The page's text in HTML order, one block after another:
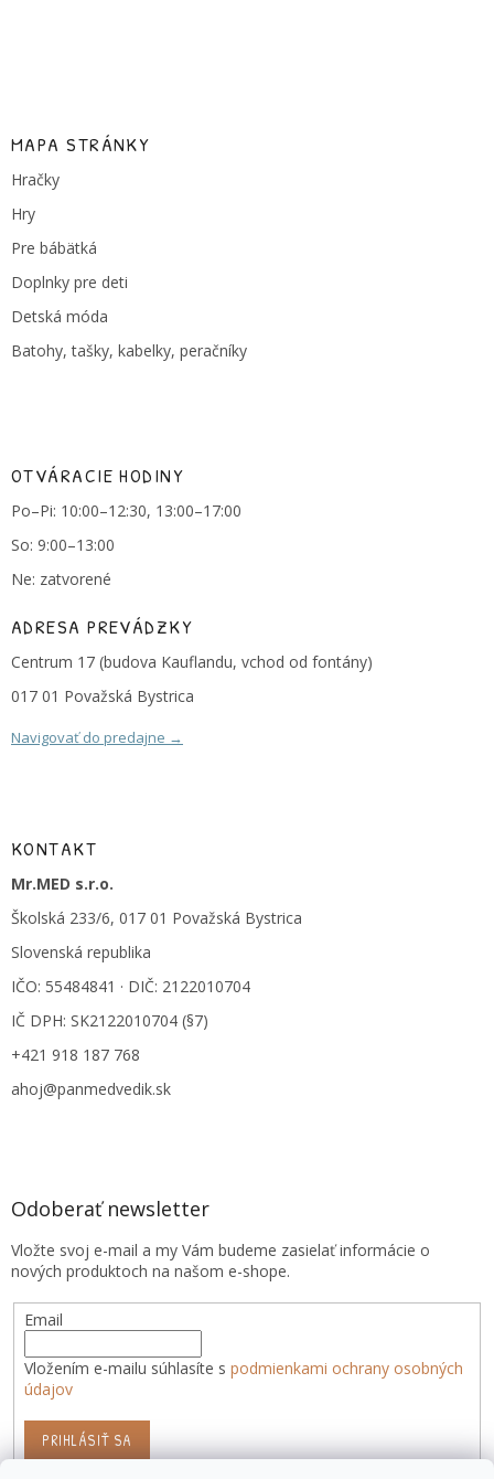
MAPA STRÁNKY
Hračky
Hry
Pre bábätká
Doplnky pre deti
Detská móda
Batohy, tašky, kabelky, peračníky
OTVÁRACIE HODINY
Po–Pi: 10:00–12:30, 13:00–17:00
So: 9:00–13:00
Ne: zatvorené
ADRESA PREVÁDZKY
Centrum 17 (budova Kauflandu, vchod od fontány)
017 01 Považská Bystrica
Navigovať do predajne →
KONTAKT
Mr.MED s.r.o.
Školská 233/6, 017 01 Považská Bystrica
Slovenská republika
IČO: 55484841 · DIČ: 2122010704
IČ DPH: SK2122010704 (§7)
+421 918 187 768
ahoj@panmedvedik.sk
Odoberať newsletter
Vložte svoj e-mail a my Vám budeme zasielať informácie o
nových produktoch na našom e-shope.
Email
Vložením e-mailu súhlasíte s podmienkami ochrany osobných
údajov
PRIHLÁSIŤ SA